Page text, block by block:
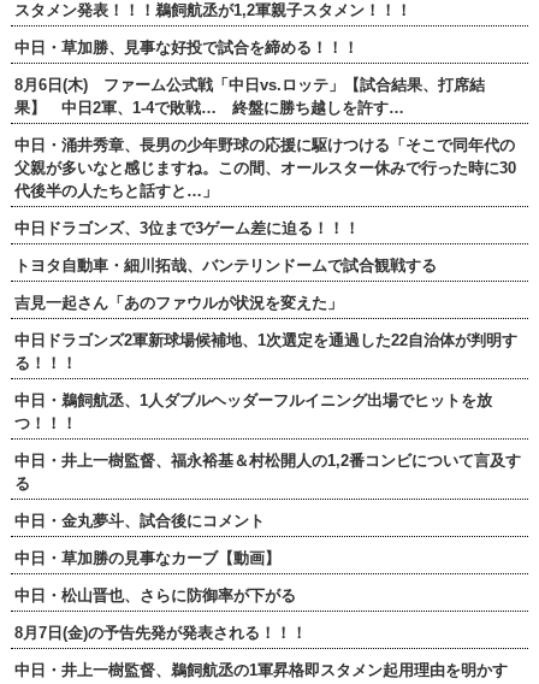
スタメン発表！！！鵜飼航丞が1,2軍親子スタメン！！！
中日・草加勝、見事な好投で試合を締める！！！
8月6日(木) ファーム公式戦「中日vs.ロッテ」【試合結果、打席結
果】 中日2軍、1-4で敗戦… 終盤に勝ち越しを許す…
中日・涌井秀章、長男の少年野球の応援に駆けつける「そこで同年代の
父親が多いなと感じますね。この間、オールスター休みで行った時に30
代後半の人たちと話すと…」
中日ドラゴンズ、3位まで3ゲーム差に迫る！！！
トヨタ自動車・細川拓哉、バンテリンドームで試合観戦する
吉見一起さん「あのファウルが状況を変えた」
中日ドラゴンズ2軍新球場候補地、1次選定を通過した22自治体が判明す
る！！！
中日・鵜飼航丞、1人ダブルヘッダーフルイニング出場でヒットを放
つ！！！
中日・井上一樹監督、福永裕基＆村松開人の1,2番コンビについて言及す
る
中日・金丸夢斗、試合後にコメント
中日・草加勝の見事なカーブ【動画】
中日・松山晋也、さらに防御率が下がる
8月7日(金)の予告先発が発表される！！！
中日・井上一樹監督、鵜飼航丞の1軍昇格即スタメン起用理由を明かす